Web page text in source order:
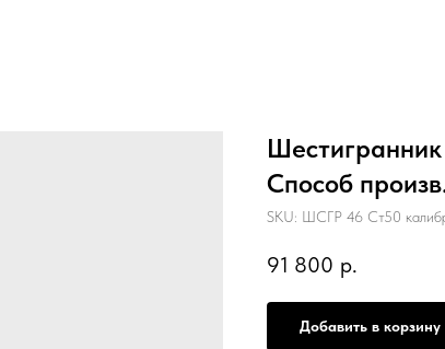
Способ
SKU: ШСГР 46 Ст50
91 800 р.
Добавить в корзину